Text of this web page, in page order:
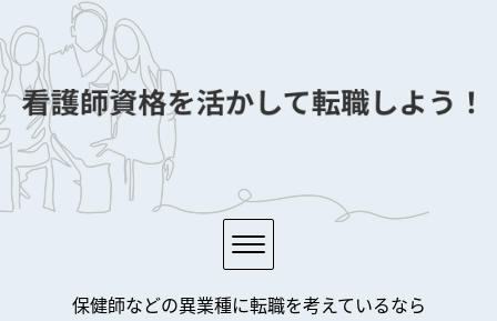
サイトポリシー
保健師などの異業種に転職を考えているなら